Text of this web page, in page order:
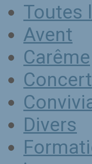
Toutes
Avent
Carême
Concert
Divers